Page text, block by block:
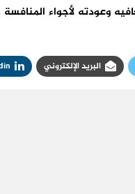
وعودته لأجواء المنافسة
البريد الإلكتروني